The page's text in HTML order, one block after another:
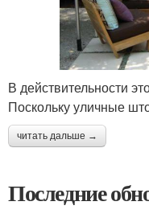
В действительности
Поскольку уличные
читать дальше →
Последние